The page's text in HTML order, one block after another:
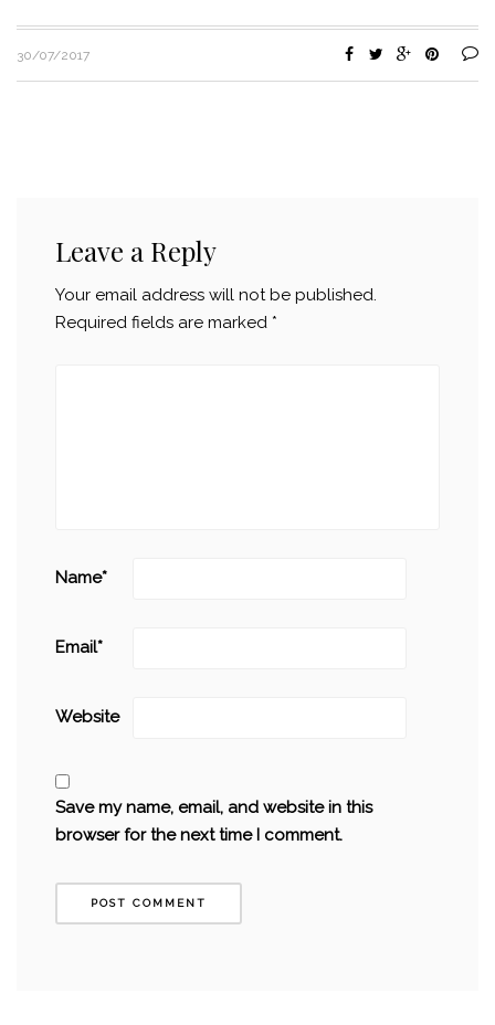
30/07/2017
Leave a Reply
Your email address will not be published.
Required fields are marked *
Name*
Email*
Website
Save my name, email, and website in this
browser for the next time I comment.